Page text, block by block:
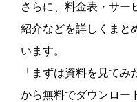
さらに、料金表・サー
紹介などを詳しくまと
います。
「まずは資料を見て
から無料でダウンロー